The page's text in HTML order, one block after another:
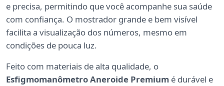
e precisa, permitindo que você acompanhe sua saúde
com confiança. O mostrador grande e bem visível
facilita a visualização dos números, mesmo em
condições de pouca luz.
Feito com materiais de alta qualidade, o
Esfigmomanômetro Aneroide Premium é durável e